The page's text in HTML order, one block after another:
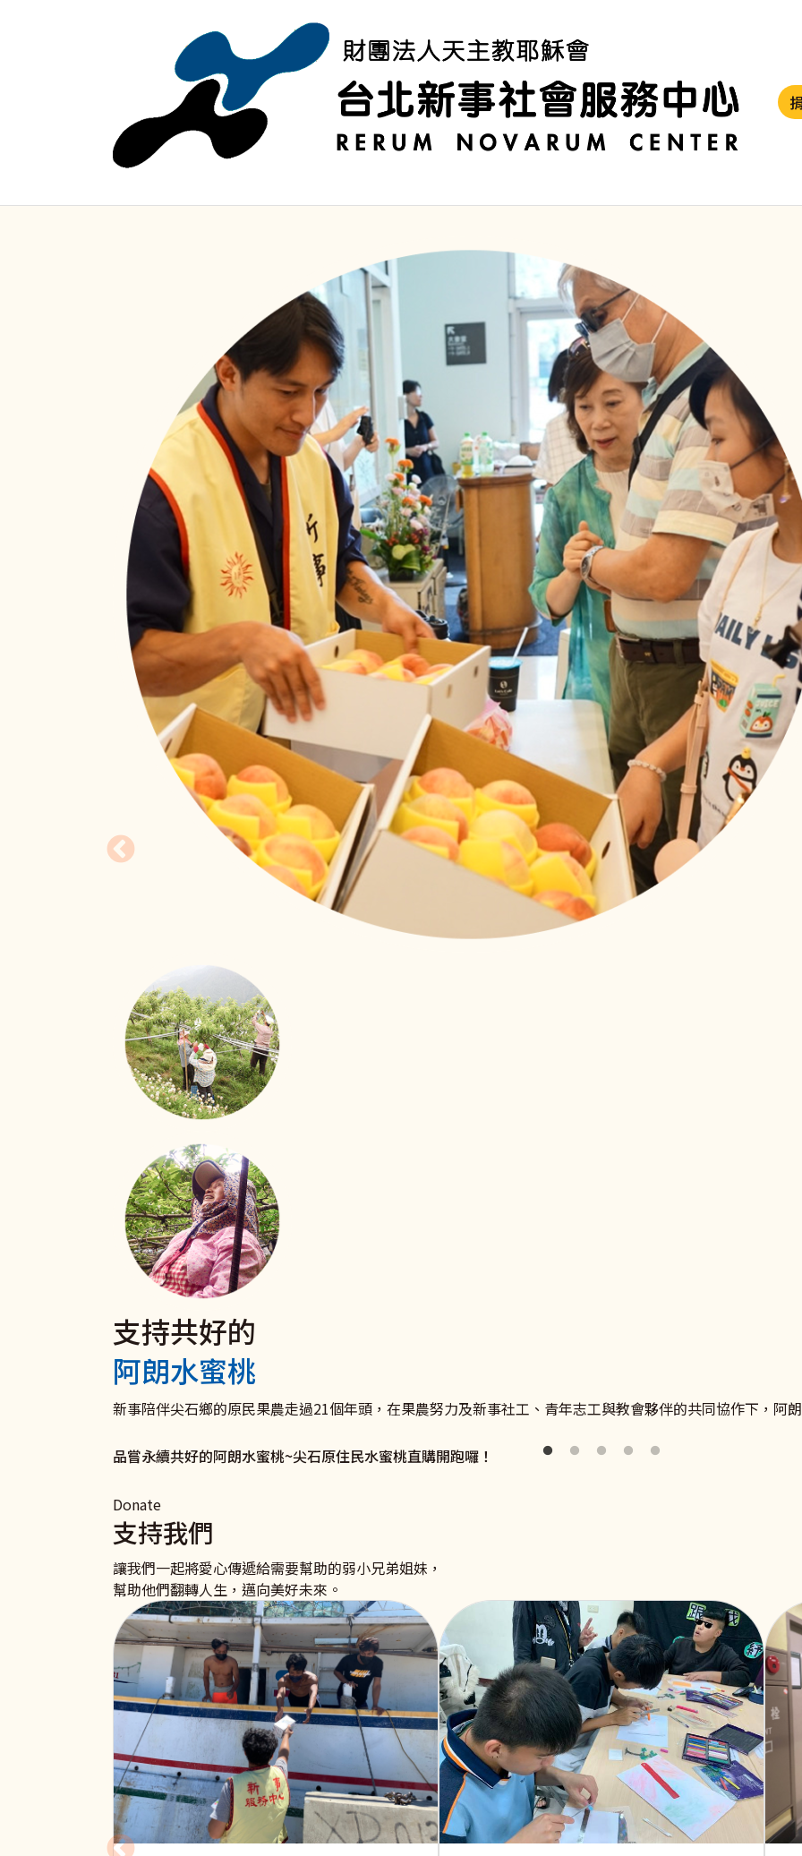
支持共好的
阿朗水蜜桃
新事陪伴尖石鄉的原民果農走過21個年頭，在果農努力及新事社工、青年志工與教會夥伴的共同協作下，阿
品嘗永續共好的阿朗水蜜桃~尖石原住民水蜜桃直購開跑囉！
電子發票 捐款愛心碼102
我們有愛心碼囉
愛心一領二 愛心不落後 聚沙可成塔
我要捐款
照護技能大進化
移工用心學習、用愛照顧
新事社會服務中心的移工照護訓練課程也來到了第二次！來自印尼、越南、菲律賓的外籍看護們帶著上一次
立即行動
聘僱移工家庭
與移工共好服務
打造雇主放心移工安心的新勞雇關係！ 聯絡新事社會服務中心，了解更多關於良好雇主和移工溝通、勞雇關
了解更多
捐款支持《扶原民‧救弱勢》
衛部救字第1141363166號
助原住民弱勢及受災家庭和青少年培力學習，迎向未來，翻轉命運。
立即行動
Donate
支持我們
讓我們一起將愛心傳遞給需要幫助的弱小兄弟姐妹，
幫助他們翻轉人生，邁向美好未來。